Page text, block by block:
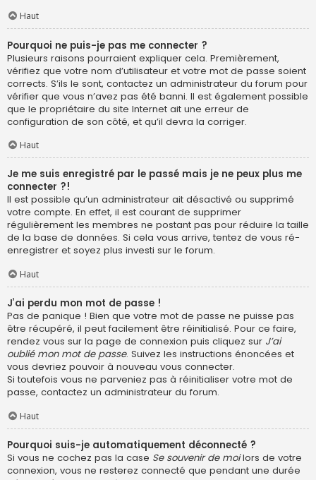
Haut
Pourquoi ne puis-je pas me connecter ?
Plusieurs raisons pourraient expliquer cela. Premièrement,
vérifiez que votre nom d’utilisateur et votre mot de passe soient
corrects. S’ils le sont, contactez un administrateur du forum pour
vérifier que vous n’avez pas été banni. Il est également possible
que le propriétaire du site Internet ait une erreur de
configuration de son côté, et qu’il devra la corriger.
Haut
Je me suis enregistré par le passé mais je ne peux plus me
connecter ?!
Il est possible qu’un administrateur ait désactivé ou supprimé
votre compte. En effet, il est courant de supprimer
régulièrement les membres ne postant pas pour réduire la taille
de la base de données. Si cela vous arrive, tentez de vous ré-
enregistrer et soyez plus investi sur le forum.
Haut
J’ai perdu mon mot de passe !
Pas de panique ! Bien que votre mot de passe ne puisse pas
être récupéré, il peut facilement être réinitialisé. Pour ce faire,
rendez vous sur la page de connexion puis cliquez sur J’ai
oublié mon mot de passe. Suivez les instructions énoncées et
vous devriez pouvoir à nouveau vous connecter.
Si toutefois vous ne parveniez pas à réinitialiser votre mot de
passe, contactez un administrateur du forum.
Haut
Pourquoi suis-je automatiquement déconnecté ?
Si vous ne cochez pas la case Se souvenir de moilors de votre
connexion, vous ne resterez connecté que pendant une durée